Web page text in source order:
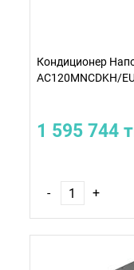
Кондиционер
AC120MNCDKH/
1 595 744
- +